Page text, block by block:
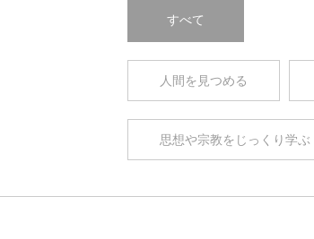
すべて
人間を見つめる
思想や宗教をじっくり学ぶ